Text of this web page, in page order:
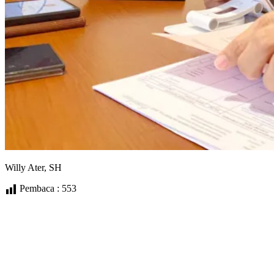
Willy Ater, SH
Pembaca : 553